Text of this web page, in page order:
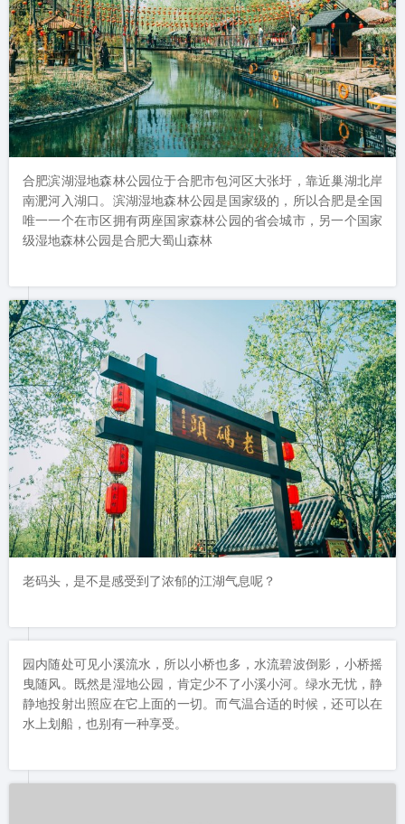
合肥滨湖湿地森林公园位于合肥市包河区大张圩，靠近巢湖北岸
南淝河入湖口。滨湖湿地森林公园是国家级的，所以合肥是全国
唯一一个在市区拥有两座国家森林公园的省会城市，另一个国家
级湿地森林公园是合肥大蜀山森林
老码头，是不是感受到了浓郁的江湖气息呢？
园内随处可见小溪流水，所以小桥也多，水流碧波倒影，小桥摇
曳随风。既然是湿地公园，肯定少不了小溪小河。绿水无忧，静
静地投射出照应在它上面的一切。而气温合适的时候，还可以在
水上划船，也别有一种享受。